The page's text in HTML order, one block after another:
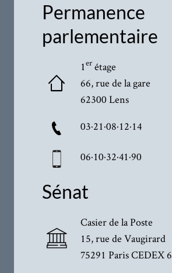
Permanence
parlementaire
1erétage
66, rue de la gare
62300 Lens
03·21·08·12·14
06·10·32·41·90
Sénat
Casier de la Poste
15, rue de Vaugirard
75291 Paris CEDEX 6